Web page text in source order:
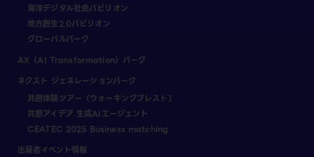
海洋デジタル社会パビリオン
地方創生2.0パビリオン
グローバルパーク
AX（AI Transformation）パーク
ネクスト ジェネレーションパーク
共創体験ツアー（ウォーキングブレスト）
共創アイデア 生成AIエージェント
CEATEC 2025 Business matching
出展者イベント情報